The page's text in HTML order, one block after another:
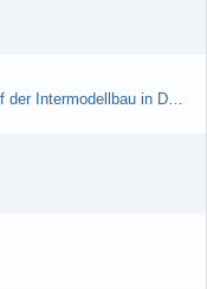
Brushless Buggy Cup am 10.04.2013 auf der Intermodellbau in Dortmund